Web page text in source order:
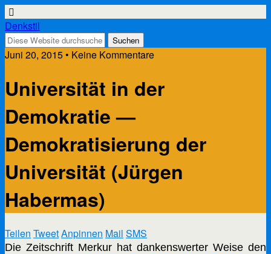
Denkstil
Juni 20, 2015 • Keine Kommentare
Universität in der
Demokratie —
Demokratisierung der
Universität (Jürgen
Habermas)
Teilen TweetAnpinnen Mail SMS
Die Zeitschrift Merkur hat dankenswerter Weise den